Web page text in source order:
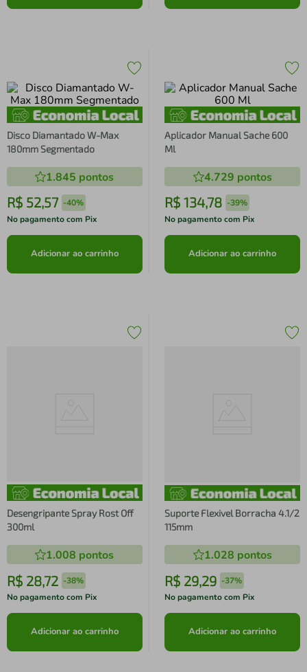
Disco Diamantado W-Max
180mm Segmentado
1.845 pontos
R$ 52,57 -40%
No pagamento com Pix
Adicionar ao carrinho
Aplicador Manual Sache 600
Ml
4.729 pontos
R$ 134,78 -39%
No pagamento com Pix
Adicionar ao carrinho
Desengripante Spray Rost Off
300ml
1.008 pontos
R$ 28,72 -38%
No pagamento com Pix
Adicionar ao carrinho
Suporte Flexivel Borracha 4.1/2
115mm
1.028 pontos
R$ 29,29 -37%
No pagamento com Pix
Adicionar ao carrinho